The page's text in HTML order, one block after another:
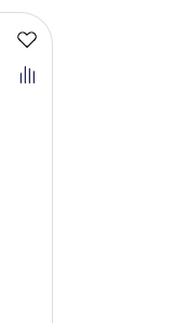
Добавить
Добавить